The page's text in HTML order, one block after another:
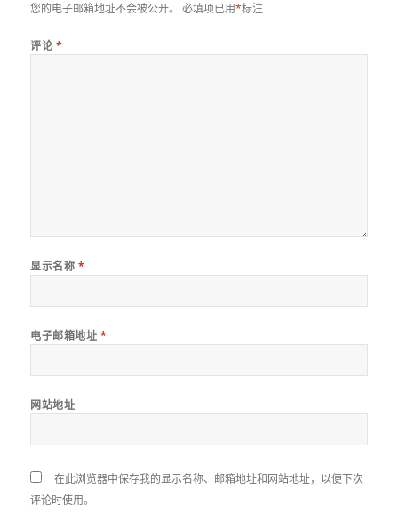
您的电子邮箱地址不会被公开。 必填项已用*标注
评论 *
显示名称 *
电子邮箱地址 *
网站地址
在此浏览器中保存我的显示名称、邮箱地址和网站地址，以便下次
评论时使用。